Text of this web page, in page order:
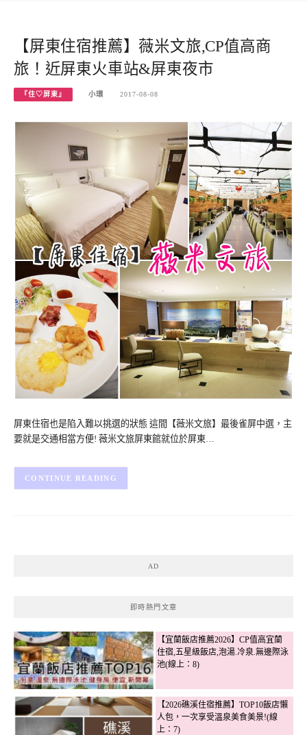
【屏東住宿推薦】薇米文旅,CP值高商
旅！近屏東火車站&屏東夜市
『住♡屏東』 小環 2017-08-08
屏東住宿也是陷入難以挑選的狀態 這間【薇米文旅】最後雀屏中選，主
要就是交通相當方便! 薇米文旅屏東館就位於屏東…
CONTINUE READING
AD
即時熱門文章
【宜蘭飯店推薦2026】CP值高宜蘭
住宿,五星級飯店,泡湯.冷泉.無邊際泳
池(線上：8)
【2026礁溪住宿推薦】TOP10飯店懶
人包，一次享受溫泉美食美景!(線
上：7)